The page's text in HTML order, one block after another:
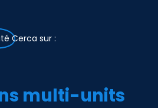
Cerca sur :
multi-units